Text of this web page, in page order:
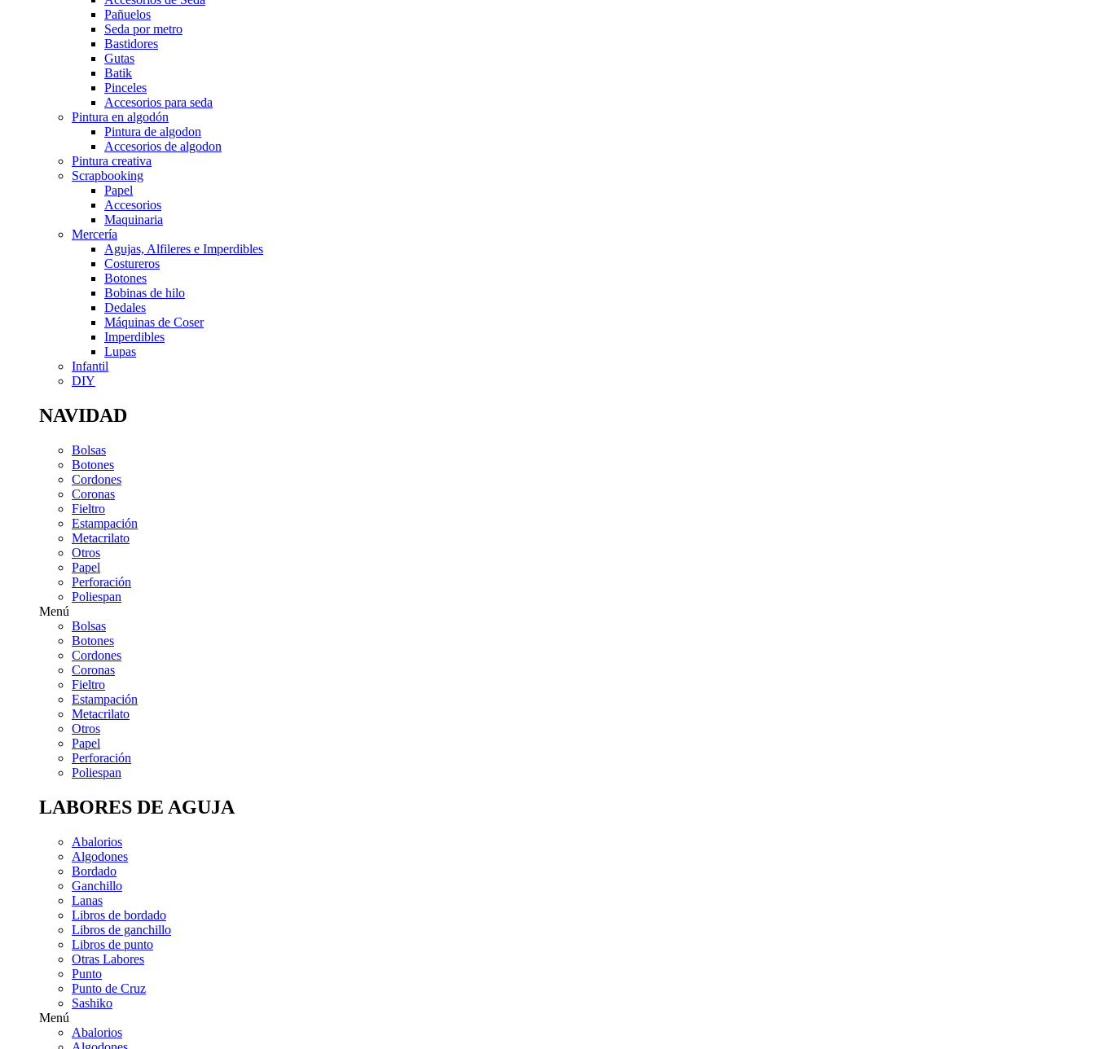
Pañuelos
Seda por metro
Bastidores
Gutas
Batik
Pinceles
Accesorios para seda
Pintura en algodón
Pintura de algodon
Accesorios de algodon
Pintura creativa
Scrapbooking
Papel
Accesorios
Maquinaria
Mercería
Agujas, Alfileres e Imperdibles
Costureros
Botones
Bobinas de hilo
Dedales
Máquinas de Coser
Imperdibles
Lupas
Infantil
DIY
NAVIDAD
Bolsas
Botones
Cordones
Coronas
Fieltro
Estampación
Metacrilato
Otros
Papel
Perforación
Poliespan
Menú
Bolsas
Botones
Cordones
Coronas
Fieltro
Estampación
Metacrilato
Otros
Papel
Perforación
Poliespan
LABORES DE AGUJA
Abalorios
Algodones
Bordado
Ganchillo
Lanas
Libros de bordado
Libros de ganchillo
Libros de punto
Otras Labores
Punto
Punto de Cruz
Sashiko
Menú
Abalorios